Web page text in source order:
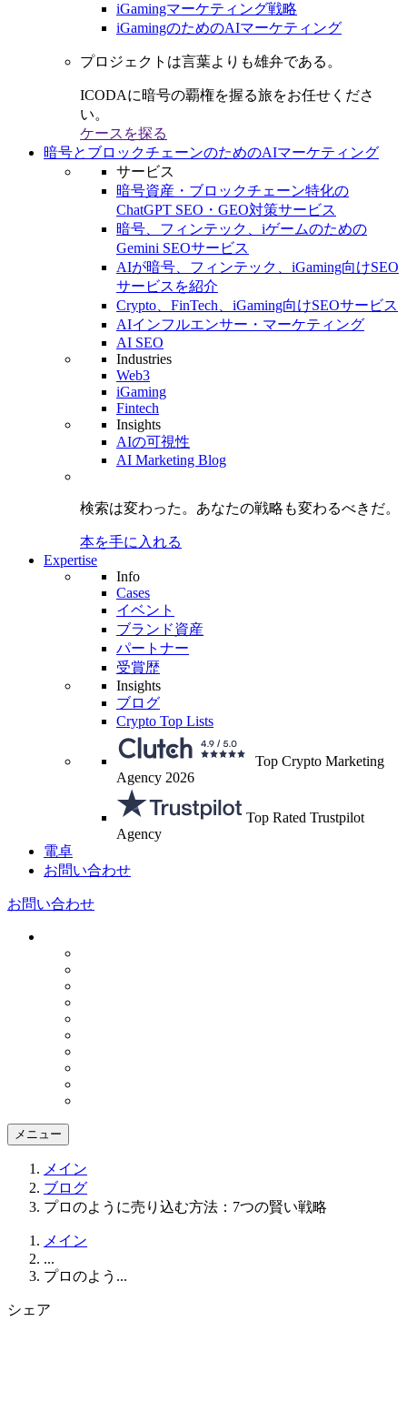
iGamingマーケティング戦略
iGamingのためのAIマーケティング
プロジェクトは言葉よりも雄弁である。
ICODAに暗号の覇権を握る旅をお任せくださ
い。
ケースを探る
暗号とブロックチェーンのためのAIマーケティング
サービス
暗号資産・ブロックチェーン特化の
ChatGPT SEO・GEO対策サービス
暗号、フィンテック、iゲームのための
Gemini SEOサービス
AIが暗号、フィンテック、iGaming向けSEO
サービスを紹介
Crypto、FinTech、iGaming向けSEOサービス
AIインフルエンサー・マーケティング
AI SEO
Industries
Web3
iGaming
Fintech
Insights
AIの可視性
AI Marketing Blog
検索は変わった。 あなたの戦略も変わるべきだ。
本を手に入れる
Expertise
Info
Cases
イベント
ブランド資産
パートナー
受賞歴
Insights
ブログ
Crypto Top Lists
Top Crypto Marketing
Agency 2026
Top Rated Trustpilot
Agency
電卓
お問い合わせ
お問い合わせ
メニュー
メイン
ブログ
プロのように売り込む方法：7つの賢い戦略
メイン
...
プロのよう...
シェア